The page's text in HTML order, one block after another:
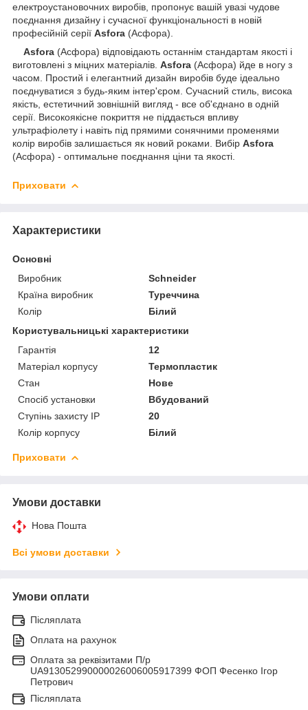
електроустановочних виробів, пропонує вашій увазі чудове
поєднання дизайну і сучасної функціональності в новій
професійній серії Asfora (Асфора).
Asfora (Асфора) відповідають останнім стандартам якості і
виготовлені з міцних матеріалів. Asfora (Асфора) йде в ногу з
часом. Простий і елегантний дизайн виробів буде ідеально
поєднуватися з будь-яким інтер'єром. Сучасний стиль, висока
якість, естетичний зовнішній вигляд - все об'єднано в одній
серії. Високоякісне покриття не піддається впливу
ультрафіолету і навіть під прямими сонячними променями
колір виробів залишається як новий роками. Вибір Asfora
(Асфора) - оптимальне поєднання ціни та якості.
Приховати
Характеристики
Основні
Виробник
Schneider
Країна виробник
Туреччина
Колір
Білий
Користувальницькі характеристики
Гарантія
12
Матеріал корпусу
Термопластик
Стан
Нове
Спосіб установки
Вбудований
Ступінь захисту IP
20
Колір корпусу
Білий
Приховати
Умови доставки
Нова Пошта
Всі умови доставки
Умови оплати
Післяплата
Оплата на рахунок
Оплата за реквізитами П/р
UA913052990000026006005917399 ФОП Фесенко Ігор
Петрович
Післяплата